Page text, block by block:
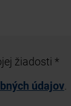
žiadosti*
údajov.